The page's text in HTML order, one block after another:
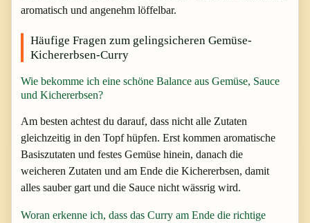
aromatisch und angenehm löffelbar.
Häufige Fragen zum gelingsicheren Gemüse-
Kichererbsen-Curry
Wie bekomme ich eine schöne Balance aus Gemüse, Sauce
und Kichererbsen?
Am besten achtest du darauf, dass nicht alle Zutaten
gleichzeitig in den Topf hüpfen. Erst kommen aromatische
Basiszutaten und festes Gemüse hinein, danach die
weicheren Zutaten und am Ende die Kichererbsen, damit
alles sauber gart und die Sauce nicht wässrig wird.
Woran erkenne ich, dass das Curry am Ende die richtige